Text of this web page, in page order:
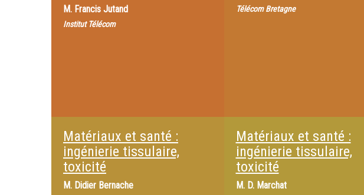
M. Francis Jutand
Institut Télécom
Télécom Bretagne
Matériaux et santé :
ingénierie tissulaire,
toxicité
M. Didier Bernache
Matériaux et santé :
ingénierie tissulaire,
toxicité
M. D. Marchat